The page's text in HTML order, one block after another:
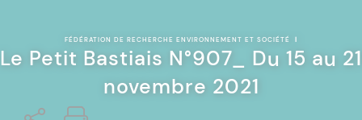
FÉDÉRATION DE RECHERCHE ENVIRONNEMENT ET SOCIÉTÉ |
Le Petit Bastiais N°907_ Du 15 au 21
novembre 2021